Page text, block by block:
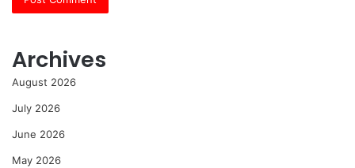
Archives
August 2026
July 2026
June 2026
May 2026